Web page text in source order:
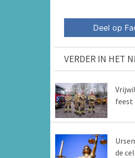
Deel op
VERDER IN HET
feest
de